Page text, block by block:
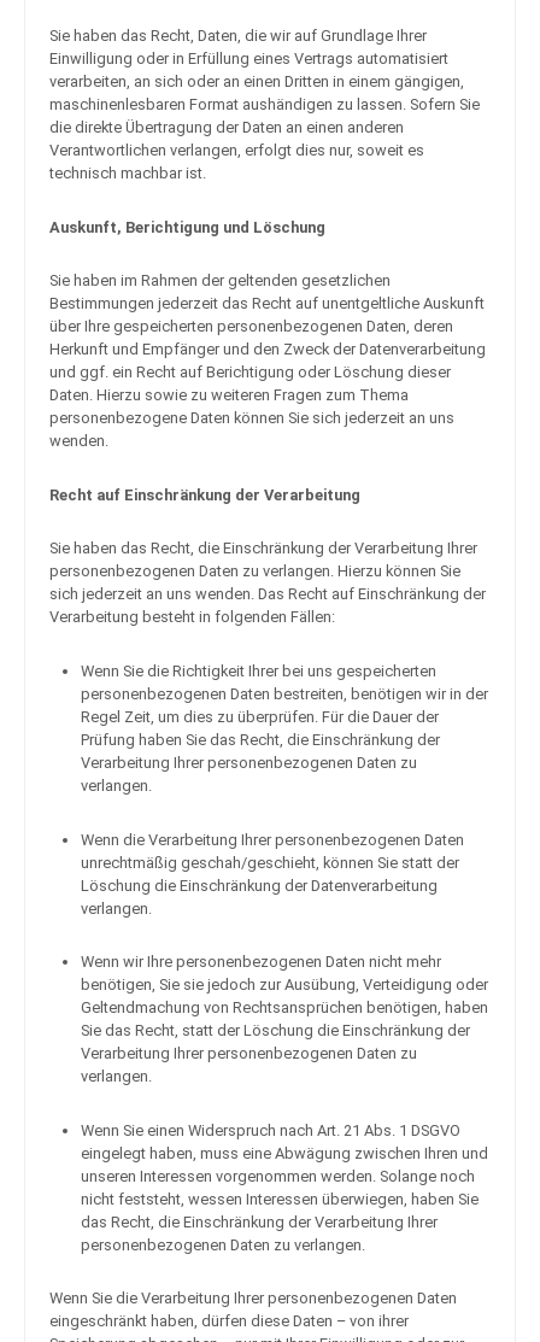
Sie haben das Recht, Daten, die wir auf Grundlage Ihrer
Einwilligung oder in Erfüllung eines Vertrags automatisiert
verarbeiten, an sich oder an einen Dritten in einem gängigen,
maschinenlesbaren Format aushändigen zu lassen. Sofern Sie
die direkte Übertragung der Daten an einen anderen
Verantwortlichen verlangen, erfolgt dies nur, soweit es
technisch machbar ist.
Auskunft, Berichtigung und Löschung
Sie haben im Rahmen der geltenden gesetzlichen
Bestimmungen jederzeit das Recht auf unentgeltliche Auskunft
über Ihre gespeicherten personenbezogenen Daten, deren
Herkunft und Empfänger und den Zweck der Datenverarbeitung
und ggf. ein Recht auf Berichtigung oder Löschung dieser
Daten. Hierzu sowie zu weiteren Fragen zum Thema
personenbezogene Daten können Sie sich jederzeit an uns
wenden.
Recht auf Einschränkung der Verarbeitung
Sie haben das Recht, die Einschränkung der Verarbeitung Ihrer
personenbezogenen Daten zu verlangen. Hierzu können Sie
sich jederzeit an uns wenden. Das Recht auf Einschränkung der
Verarbeitung besteht in folgenden Fällen:
Wenn Sie die Richtigkeit Ihrer bei uns gespeicherten
personenbezogenen Daten bestreiten, benötigen wir in der
Regel Zeit, um dies zu überprüfen. Für die Dauer der
Prüfung haben Sie das Recht, die Einschränkung der
Verarbeitung Ihrer personenbezogenen Daten zu
verlangen.
Wenn die Verarbeitung Ihrer personenbezogenen Daten
unrechtmäßig geschah/geschieht, können Sie statt der
Löschung die Einschränkung der Datenverarbeitung
verlangen.
Wenn wir Ihre personenbezogenen Daten nicht mehr
benötigen, Sie sie jedoch zur Ausübung, Verteidigung oder
Geltendmachung von Rechtsansprüchen benötigen, haben
Sie das Recht, statt der Löschung die Einschränkung der
Verarbeitung Ihrer personenbezogenen Daten zu
verlangen.
Wenn Sie einen Widerspruch nach Art. 21 Abs. 1 DSGVO
eingelegt haben, muss eine Abwägung zwischen Ihren und
unseren Interessen vorgenommen werden. Solange noch
nicht feststeht, wessen Interessen überwiegen, haben Sie
das Recht, die Einschränkung der Verarbeitung Ihrer
personenbezogenen Daten zu verlangen.
Wenn Sie die Verarbeitung Ihrer personenbezogenen Daten
eingeschränkt haben, dürfen diese Daten – von ihrer